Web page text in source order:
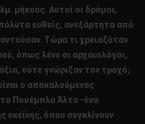
μήκους. Αυτοί οι δρόμοι,
ευθείς, ανεξάρτητα από
Τώρα τι χρειαζόταν
όπως λένε οι αρχαιολόγοι,
ούτε γνώριζαν τον τροχό;
ο αποκαλούμενος
το Πουέμπλο Άλτο -ένα
εκείνης, όπου συγκλίνουν